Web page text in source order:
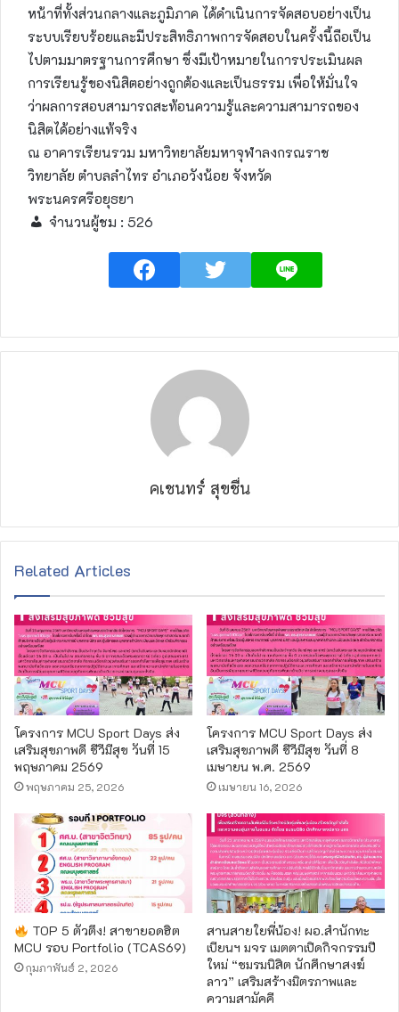
หน้าที่ทั้งส่วนกลางและภูมิภาค ได้ดำเนินการจัดสอบอย่างเป็น
ระบบเรียบร้อยและมีประสิทธิภาพการจัดสอบในครั้งนี้ถือเป็น
ไปตามมาตรฐานการศึกษา ซึ่งมีเป้าหมายในการประเมินผล
การเรียนรู้ของนิสิตอย่างถูกต้องและเป็นธรรม เพื่อให้มั่นใจ
ว่าผลการสอบสามารถสะท้อนความรู้และความสามารถของ
นิสิตได้อย่างแท้จริง
ณ อาคารเรียนรวม มหาวิทยาลัยมหาจุฬาลงกรณราช
วิทยาลัย ตำบลลำไทร อำเภอวังน้อย จังหวัด
พระนครศรีอยุธยา
จำนวนผู้ชม : 526
คเชนทร์ สุขชื่น
Related Articles
โครงการ MCU Sport Days ส่ง
เสริมสุขภาพดี ชีวีมีสุข วันที่ 15
พฤษภาคม 2569
พฤษภาคม 25, 2026
โครงการ MCU Sport Days ส่ง
เสริมสุขภาพดี ชีวีมีสุข วันที่ 8
เมษายน พ.ศ. 2569
เมษายน 16, 2026
TOP 5 ตัวตึง! สาขายอดฮิต
MCU รอบ Portfolio (TCAS69)
กุมภาพันธ์ 2, 2026
สานสายใยพี่น้อง! ผอ.สำนักทะ
เบียนฯ มจร เมตตาเปิดกิจกรรมปี
ใหม่ “ชมรมนิสิต นักศึกษาสงฆ์
ลาว” เสริมสร้างมิตรภาพและ
ความสามัคคี